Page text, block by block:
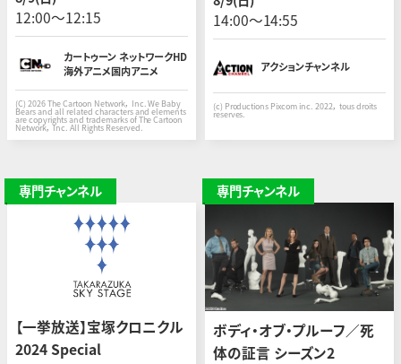
自分の住み家を探すファンタジッ
ク・アドベンチャー！
12:00〜12:15
カートゥーン ネットワークHD
海外アニメ国内アニメ
(C) 2026 The Cartoon Network， Inc. We Baby
Bears and all related characters and elements
are copyrights and trademarks of The Cartoon
Network， Inc. All Rights Reserved.
拐や失踪事件に、失踪者特捜班が
挑むクライム・アクション。
14:00〜14:55
アクションチャンネル
(c) Productions Pixcom inc. 2022， tous droits
reserves.
専門チャンネル
【一挙放送】宝塚クロニクル
2024 Special
専門チャンネル
ボディ・オブ・プルーフ／死
体の証言 シーズン2